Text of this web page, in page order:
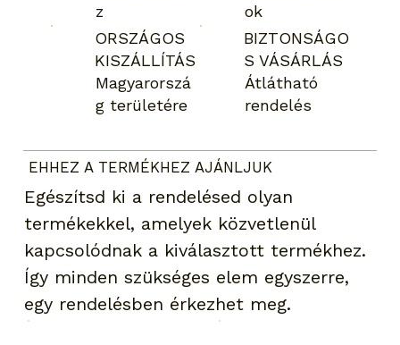
z
ok
ORSZÁGOS
KISZÁLLÍTÁS
Magyarorszá
g területére
BIZTONSÁGO
S VÁSÁRLÁS
Átlátható
rendelés
EHHEZ A TERMÉKHEZ AJÁNLJUK
Egészítsd ki a rendelésed olyan
termékekkel, amelyek közvetlenül
kapcsolódnak a kiválasztott termékhez.
Így minden szükséges elem egyszerre,
egy rendelésben érkezhet meg.